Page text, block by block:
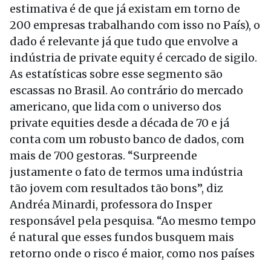
estimativa é de que já existam em torno de
200 empresas trabalhando com isso no País), o
dado é relevante já que tudo que envolve a
indústria de private equity é cercado de sigilo.
As estatísticas sobre esse segmento são
escassas no Brasil. Ao contrário do mercado
americano, que lida com o universo dos
private equities desde a década de 70 e já
conta com um robusto banco de dados, com
mais de 700 gestoras. “Surpreende
justamente o fato de termos uma indústria
tão jovem com resultados tão bons”, diz
Andréa Minardi, professora do Insper
responsável pela pesquisa. “Ao mesmo tempo
é natural que esses fundos busquem mais
retorno onde o risco é maior, como nos países